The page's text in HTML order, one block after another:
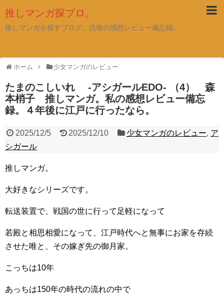
推しマンガ探ブロ。
推しマンガを探すブログ。読後の感想レビュー備忘録。
ホーム 少女マンガのレビュー
たまのこしいれ -アシガールEDO- （4） 森
本梢子 推しマンガ。私の感想レビュー備忘
録。４年後に江戸に行ったなら。
2025/12/5 2025/12/10 少女マンガのレビュー, ア
シガール
推しマンガ。
大好きなシリーズです。
転送装置で、戦国の世に行って足軽になって
若殿と相思相愛になって、江戸時代へと無事にお家を存続
させた唯と、その嫁ぎ先の御月家。
こっちは10年
あっちは150年の時代の流れの中で